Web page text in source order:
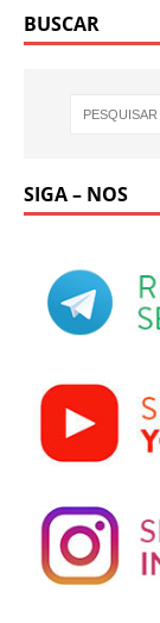
BUSCAR
SIGA – NOS